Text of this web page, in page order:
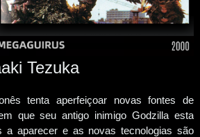
Tezuka
tenta aperfeiçoar novas fontes de
que seu antigo inimigo Godzilla esta
a aparecer e as novas tecnologias são